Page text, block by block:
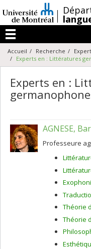
au
contenu
/
Menu
Accueil Recherche
Experts en : Littératures
Experts en :
AGNESE,
Professeure
Théorie
Théorie